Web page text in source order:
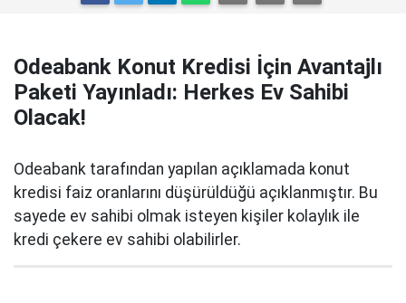
Odeabank Konut Kredisi İçin Avantajlı
Paketi Yayınladı: Herkes Ev Sahibi
Olacak!
Odeabank tarafından yapılan açıklamada konut
kredisi faiz oranlarını düşürüldüğü açıklanmıştır. Bu
sayede ev sahibi olmak isteyen kişiler kolaylık ile
kredi çekere ev sahibi olabilirler.